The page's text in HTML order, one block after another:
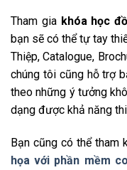
Tham gia khóa học
bạn sẽ có thể tự tay
Thiệp, Catalogue,
chúng tôi cũng hỗ trợ
theo những ý tưởng
dạng được khả năng
Bạn cũng có thể tham
họa với phần mềm